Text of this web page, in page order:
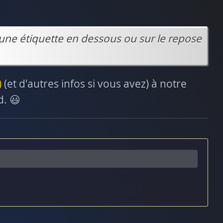
étiquette en dessous ou sur le repose
(et d'autres infos si vous avez) à notre
😃